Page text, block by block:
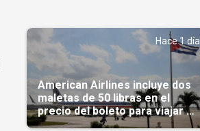
Hace 1 día
American Airlines incluye dos
maletas de 50 libras en el
precio del boleto para viajar a
Cuba en agosto